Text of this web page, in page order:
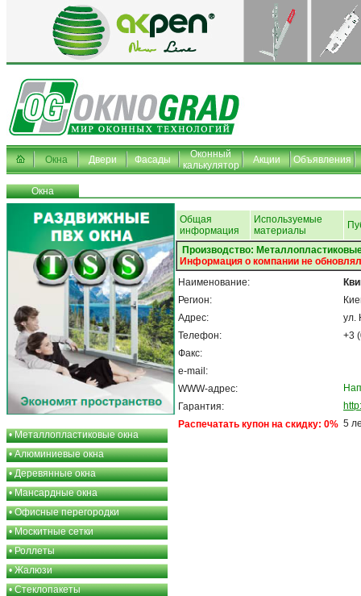
Окна Двери Фасады
Оконный
калькулятор
Акции Объявления
Окна
•Металлопластиковые окна
•Алюминиевые окна
•Деревянные окна
•Мансардные окна
•Офисные перегородки
•Москитные сетки
•Роллеты
•Жалюзи
•Стеклопакеты
Общая
информация
Используемые
материалы
Производство:
Информация о компании не
Наименование:
Регион:
Адрес:
Телефон:
Факс:
e-mail:
WWW-адрес:
Гарантия:
Распечатать купон на скидку: 0%
ул.
+3
5